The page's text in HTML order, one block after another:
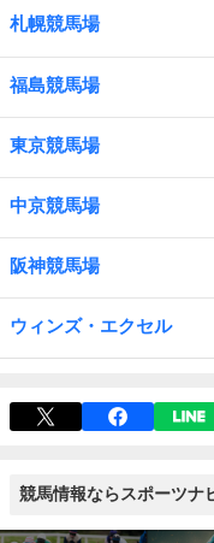
札幌競馬場
福島競馬場
東京競馬場
中京競馬場
阪神競馬場
ウィンズ・エクセル
競馬情報ならスポーツナ